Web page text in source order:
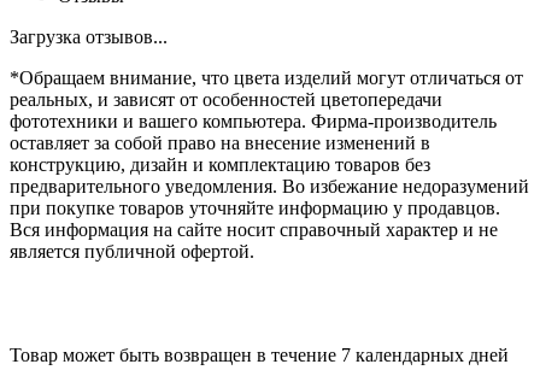
Загрузка отзывов...
*Обращаем внимание, что цвета изделий могут отличаться от
реальных, и зависят от особенностей цветопередачи
фототехники и вашего компьютера. Фирма-производитель
оставляет за собой право на внесение изменений в
конструкцию, дизайн и комплектацию товаров без
предварительного уведомления. Во избежание недоразумений
при покупке товаров уточняйте информацию у продавцов.
Вся информация на сайте носит справочный характер и не
является публичной офертой.
Товар может быть возвращен в течение 7 календарных дней